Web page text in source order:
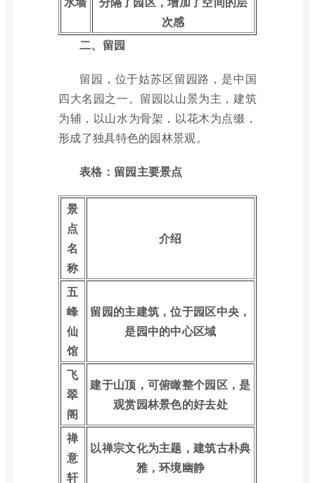
次感
二、留园
留园，位于姑苏区留园路，是中国
四大名园之一。留园以山景为主，建筑
为辅，以山水为骨架，以花木为点缀，
形成了独具特色的园林景观。
表格：留园主要景点
景
点
名
称
介绍
五
峰
仙
馆
留园的主建筑，位于园区中央，
是园中的中心区域
飞
翠
阁
建于山顶，可俯瞰整个园区，是
观赏园林景色的好去处
禅
意
轩
以禅宗文化为主题，建筑古朴典
雅，环境幽静